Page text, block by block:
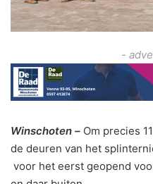
-
Winschoten – Om precies
de deuren van het
voor het eerst geopend